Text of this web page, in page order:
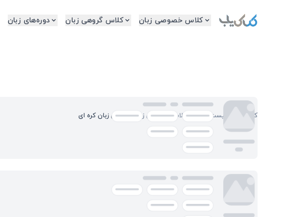
کلاس خصوصی زبان کلاس گروهی زبان دوره‌های زبان
آموزش زبان کره ای
کلاس یاب لیست اساتید/کلاس خصوصی زبان/آموزش زبان کره ای